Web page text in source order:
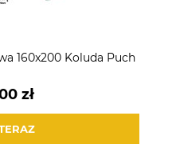
160x200 Koluda Puch
zł